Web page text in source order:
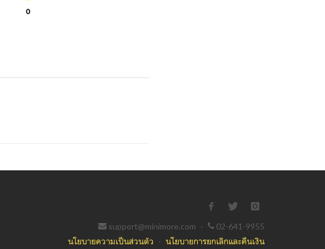
0
support@minimore.com ·
02-641-9955
นโยบายความเป็นส่วนตัว · นโยบายการยกเลิกและคืนเงิน